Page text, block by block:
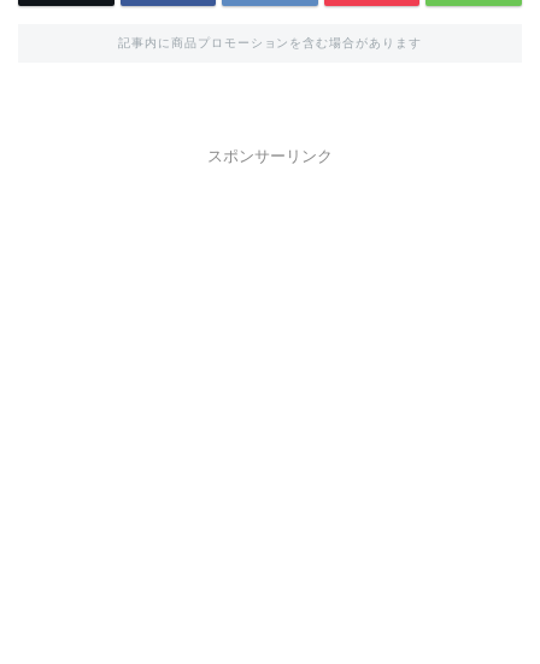
記事内に商品プロモーションを含む場合があります
スポンサーリンク